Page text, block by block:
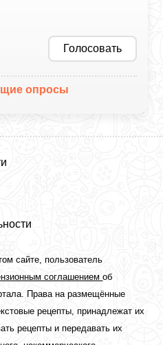
Голосовать
опросы
сайте, пользователь
соглашениемоб
Права на размещённые
рецепты, принадлежат их
рецепты и передавать их